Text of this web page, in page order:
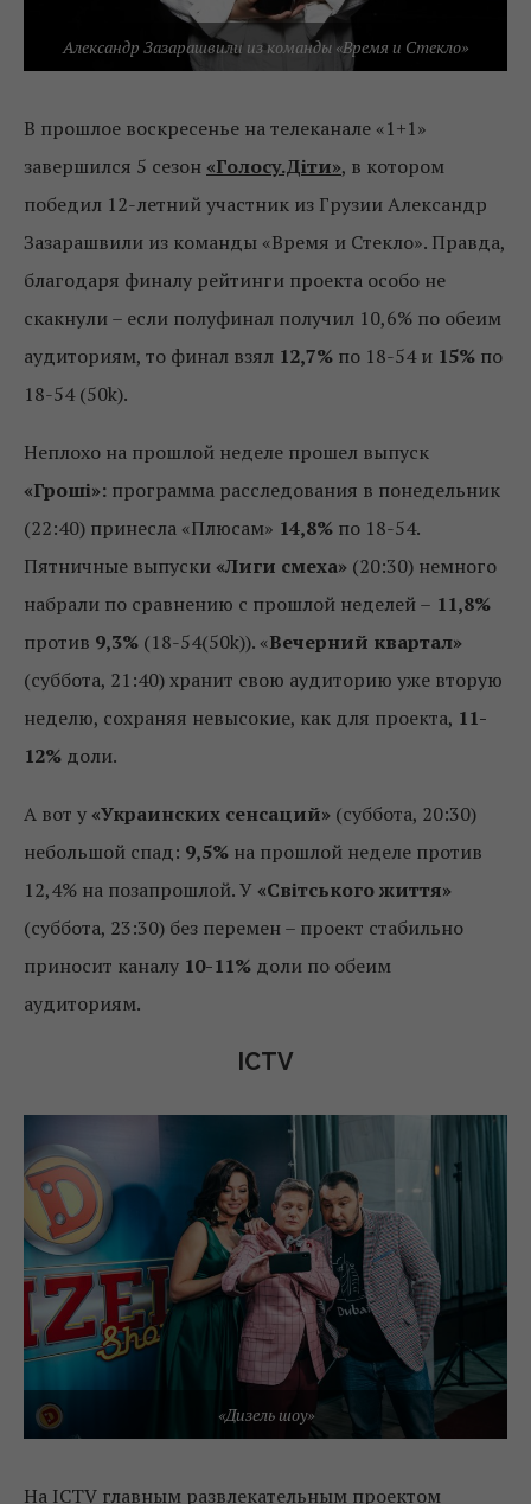
Александр Зазарашвили из команды «Время и Стекло»
В прошлое воскресенье на телеканале «1+1»
завершился 5 сезон «Голосу.Діти», в котором
победил 12-летний участник из Грузии Александр
Зазарашвили из команды «Время и Стекло». Правда,
благодаря финалу рейтинги проекта особо не
скакнули – если полуфинал получил 10,6% по обеим
аудиториям, то финал взял 12,7% по 18-54 и 15% по
18-54 (50k).
Неплохо на прошлой неделе прошел выпуск
«Гроші»: программа расследования в понедельник
(22:40) принесла «Плюсам» 14,8% по 18-54.
Пятничные выпуски «Лиги смеха» (20:30) немного
набрали по сравнению с прошлой неделей – 11,8%
против 9,3% (18-54(50k)). «Вечерний квартал»
(суббота, 21:40) хранит свою аудиторию уже вторую
неделю, сохраняя невысокие, как для проекта, 11-
12% доли.
А вот у «Украинских сенсаций» (суббота, 20:30)
небольшой спад: 9,5% на прошлой неделе против
12,4% на позапрошлой. У «Світського життя»
(суббота, 23:30) без перемен – проект стабильно
приносит каналу 10-11% доли по обеим
аудиториям.
ICTV
«Дизель шоу»
На ICTV главным развлекательным проектом